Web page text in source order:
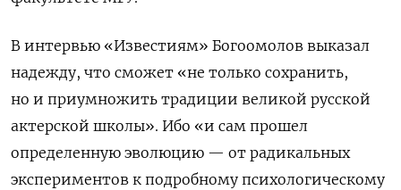
В интервью «Известиям» Богоомолов выказал
надежду, что сможет «не только сохранить,
но и приумножить традиции великой русской
актерской школы». Ибо «и сам прошел
определенную эволюцию — от радикальных
экспериментов к подробному психологическому